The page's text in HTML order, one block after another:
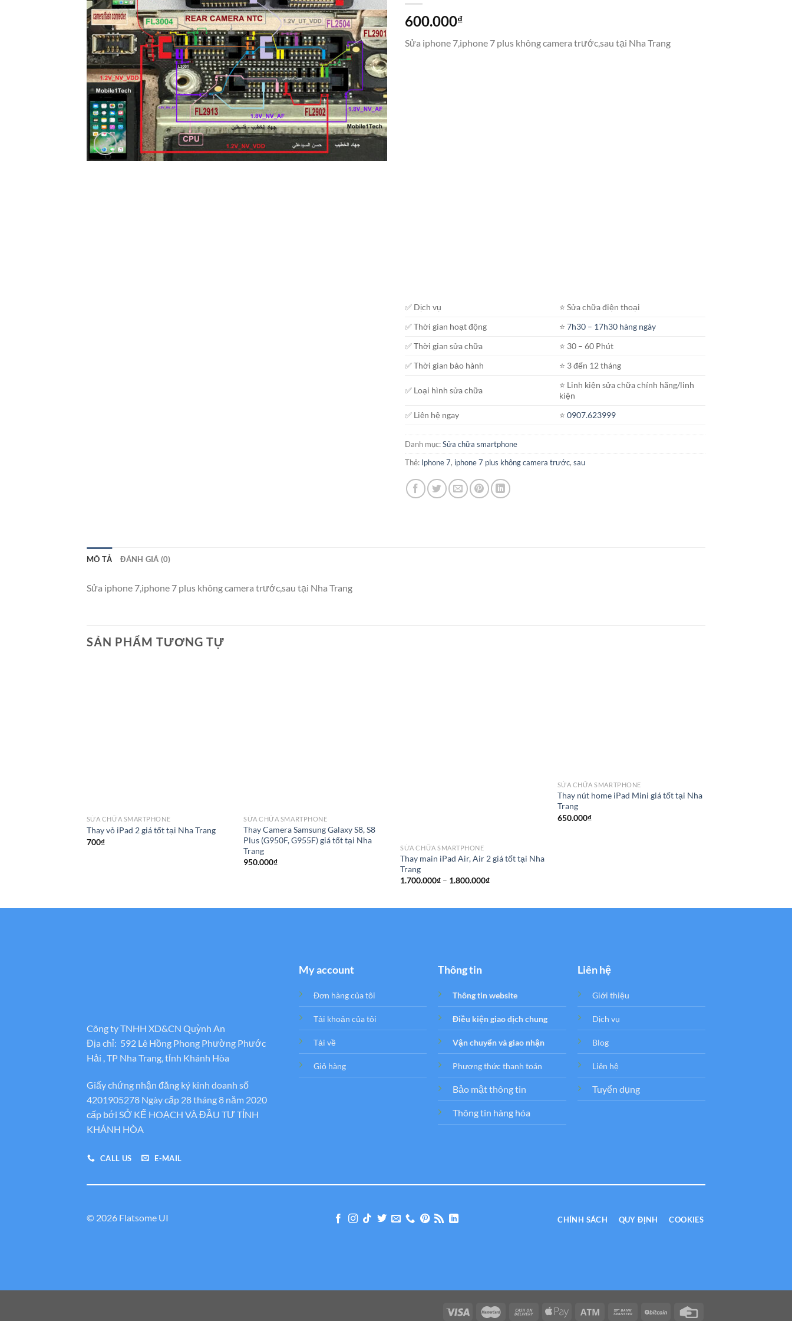
600.000₫
Sửa iphone 7,iphone 7 plus không camera trước,sau tại Nha Trang
✅ Dịch vụ
⭐️ Sửa chữa điện thoại
✅ Thời gian hoạt động
⭐️7h30 – 17h30 hàng ngày
✅ Thời gian sửa chữa
⭐️ 30 – 60 Phút
✅ Thời gian bảo hành
⭐️ 3 đến 12 tháng
✅ Loại hình sửa chữa
⭐️ Linh kiện sửa chữa chính hãng/linh
kiện
✅ Liên hệ ngay
⭐️0907.623999
Danh mục:Sửa chữa smartphone
Thẻ: Iphone 7, iphone 7 plus không camera trước, sau
MÔ TẢ ĐÁNH GIÁ (0)
Sửa iphone 7,iphone 7 plus không camera trước,sau tại Nha Trang
SẢN PHẨM TƯƠNG TỰ
SỬA CHỮA SMARTPHONE
Thay vỏ iPad 2 giá tốt tại Nha Trang
700₫
SỬA CHỮA SMARTPHONE
Thay Camera Samsung Galaxy S8, S8
Plus (G950F, G955F) giá tốt tại Nha
Trang
950.000₫
SỬA CHỮA SMARTPHONE
Thay main iPad Air, Air 2 giá tốt tại Nha
Trang
1.700.000₫ – 1.800.000₫Khoảng
SỬA CHỮA SMARTPHONE
Thay nút home iPad Mini giá tốt tại Nha
Trang
650.000₫
Công ty TNHH XD&CN Quỳnh An
Địa chỉ: 592 Lê Hồng Phong Phường Phước
Hải , TP Nha Trang, tỉnh Khánh Hòa
Giấy chứng nhận đăng ký kinh doanh số
4201905278 Ngày cấp 28 tháng 8 năm 2020
cấp bới SỞ KẾ HOẠCH VÀ ĐẦU TƯ TỈNH
KHÁNH HÒA
CALL US E-MAIL
My account
Đơn hàng của tôi
Tải khoản của tôi
Tải về
Giỏ hàng
Thông tin
Thông tin website
Điều kiện giao dịch chung
Vận chuyển và giao nhận
Phương thức thanh toán
Bảo mật thông tin
Thông tin hàng hóa
Liên hệ
Giới thiệu
Dịch vụ
Blog
Liên hệ
Tuyển dụng
© 2026 Flatsome UI CHÍNH SÁCH QUY ĐỊNH COOKIES